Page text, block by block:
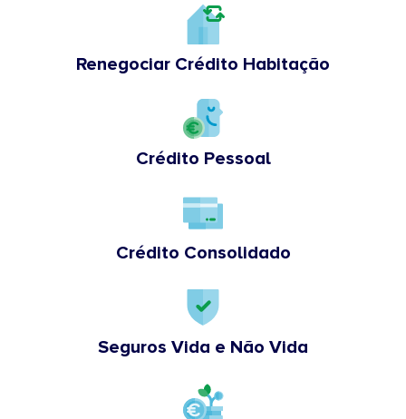
Renegociar Crédito Habitação
Crédito Pessoal
Crédito Consolidado
Seguros Vida e Não Vida